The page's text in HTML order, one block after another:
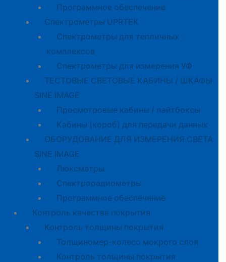
Программное обеспечение
Спектрометры UPRTEK
Спектрометры для тепличных
комплексов
Спектрометры для измерения УФ
ТЕСТОВЫЕ СВЕТОВЫЕ КАБИНЫ / ШКАФЫ
SINE IMAGE
Просмотровые кабины / лайтбоксы
Кабины (короб) для передачи данных
ОБОРУДОВАНИЕ ДЛЯ ИЗМЕРЕНИЯ СВЕТА
SINE IMAGE
Люксметры
Спектрорадиометры
Программное обеспечение
Контроль качества покрытия
Контроль толщины покрытия
Толщиномер-колесо мокрого слоя
Контроль толщины покрытия